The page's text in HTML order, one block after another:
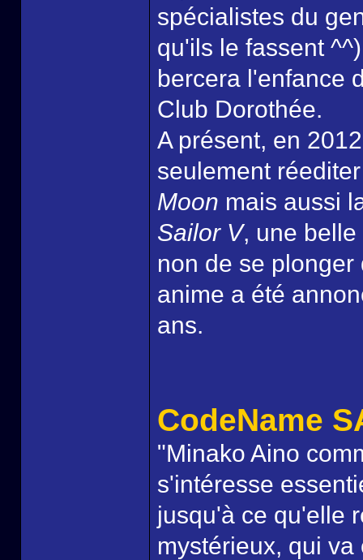
spécialistes du
qu'ils le fassent
bercera l'enfance
Club Dorothée.
A présent, en
seulement
Moon mais aussi
Sailor V, une
non de se
anime a été
ans.
CodeName
"Minako Aino
s'intéresse
jusqu'à ce qu'elle
mystérieux, qui